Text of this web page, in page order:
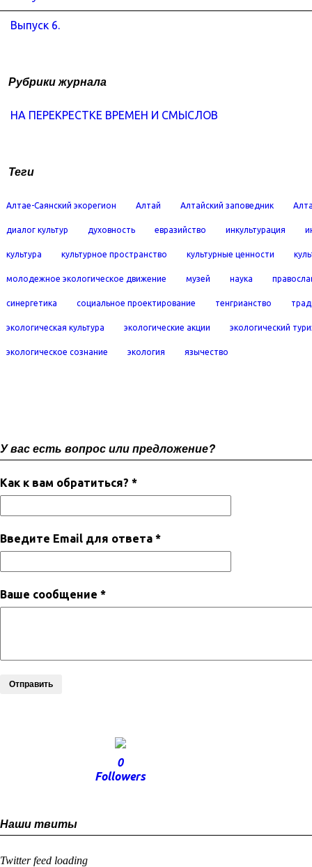
Выпуск 6.
Рубрики журнала
НА ПЕРЕКРЕСТКЕ ВРЕМЕН И СМЫСЛОВ
Теги
Алтае-Саянский экорегион Алтай Алтайский заповедник
диалог культур духовность евразийство инкультурация
культура культурное пространство культурные ценности
молодежное экологическое движение музей наука
синергетика социальное проектирование тенгрианство
экологическая культура экологические акции экологический
экологическое сознание экология язычество
У вас есть вопрос или предложение?
Как к вам обратиться? *
Введите Email для ответа *
Ваше сообщение *
Отправить
0
Followers
Наши твиты
Twitter feed loading